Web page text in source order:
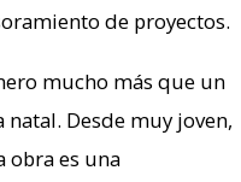
de proyectos.
mucho más que un
Desde muy joven,
obra es una